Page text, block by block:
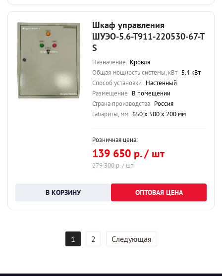
Шкаф управления
ШУЭО-5.6-Т911-220530-67-Т
S
Назначение Кровля
Общая мощность системы, кВт 5.4 кВт
Способ установки Настенный
Размещение В помещении
Страна производства Россия
Габариты, мм 650 х 500 х 200 мм
Розничная цена:
139 650 р. / шт
279 300 р. / шт
ОПТОВАЯ ЦЕНА
1 2 Следующая